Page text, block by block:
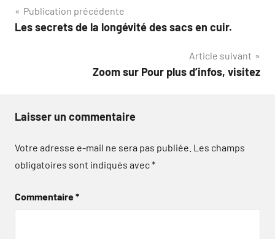
Navigation
de
Publication précédente
Les secrets de la longévité des sacs en cuir.
Article suivant
Zoom sur Pour plus d’infos, visitez
Laisser un commentaire
Votre adresse e-mail ne sera pas publiée. Les champs
obligatoires sont indiqués avec*
Commentaire*